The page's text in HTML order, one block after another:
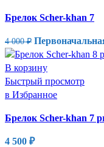
Брелок Scher-khan 7
4 000₽
В корзину
Быстрый просмотр
в Избранное
Брелок Scher-khan 7
4 500 ₽